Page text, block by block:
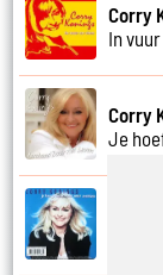
Corry
In
Corry
Je
Je